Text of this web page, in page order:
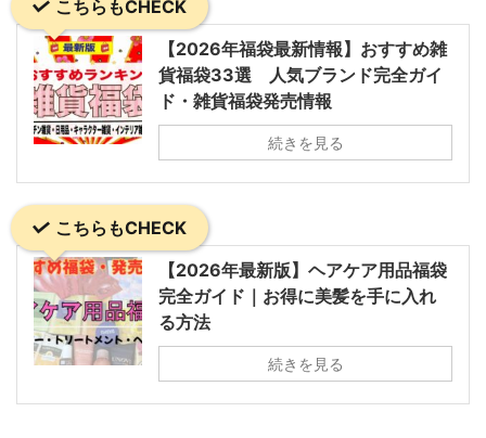
こちらもCHECK
【2026年福袋最新情報】おすすめ雑
貨福袋33選 人気ブランド完全ガイ
ド・雑貨福袋発売情報
続きを見る
こちらもCHECK
【2026年最新版】ヘアケア用品福袋
完全ガイド｜お得に美髪を手に入れ
る方法
続きを見る